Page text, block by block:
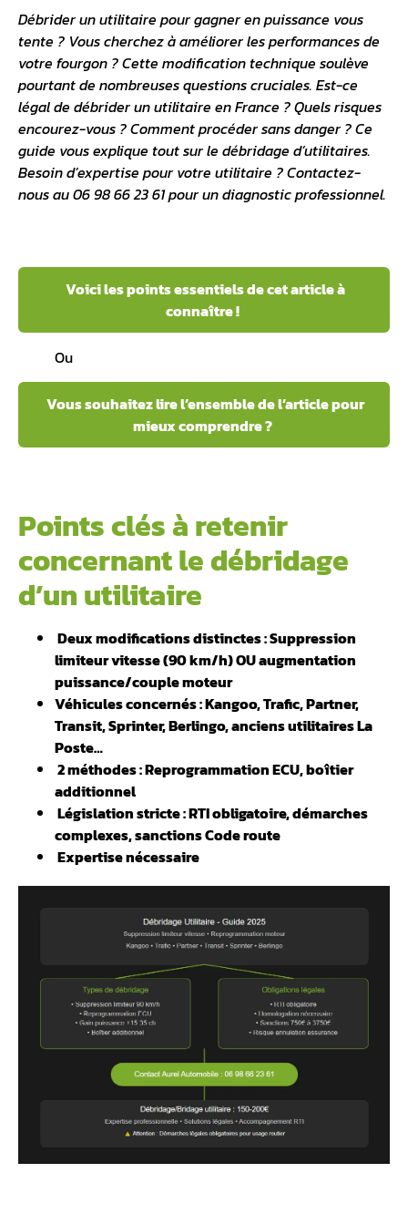
Débrider un utilitaire pour gagner en puissance vous
tente ? Vous cherchez à améliorer les performances de
votre fourgon ? Cette modification technique soulève
pourtant de nombreuses questions cruciales. Est-ce
légal de débrider un utilitaire en France ? Quels risques
encourez-vous ? Comment procéder sans danger ? Ce
guide vous explique tout sur le débridage d’utilitaires.
Besoin d’expertise pour votre utilitaire ? Contactez-
nous au 06 98 66 23 61 pour un diagnostic professionnel.
Voici les points essentiels de cet article à
connaître !
Ou
Vous souhaitez lire l’ensemble de l’article pour
mieux comprendre ?
Points clés à retenir
concernant le débridage
d’un utilitaire
️ Deux modifications distinctes : Suppression
limiteur vitesse (90 km/h) OU augmentation
puissance/couple moteur
Véhicules concernés : Kangoo, Trafic, Partner,
Transit, Sprinter, Berlingo, anciens utilitaires La
Poste…
️ 2 méthodes : Reprogrammation ECU, boîtier
additionnel
️ Législation stricte : RTI obligatoire, démarches
complexes, sanctions Code route
️ Expertise nécessaire